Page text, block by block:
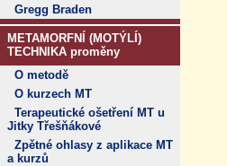
Gregg Braden
METAMORFNÍ (MOTÝLÍ)
TECHNIKA proměny
O metodě
O kurzech MT
Terapeutické ošetření MT u
Jitky Třešňákové
Zpětné ohlasy z aplikace MT
a kurzů